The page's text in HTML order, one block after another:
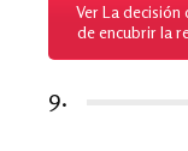
Ver La
de encubrir la
9.